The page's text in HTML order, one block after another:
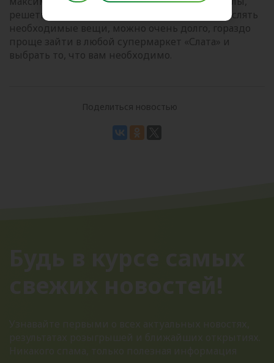
решетки, шампура, посуда, приборы. Перечислять
необходимые вещи, можно очень долго, гораздо
проще зайти в любой супермаркет «Слата» и
выбрать то, что вам необходимо.
Поделиться новостью